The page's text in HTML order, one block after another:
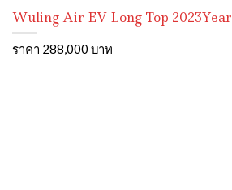
Wuling Air EV Long Top 2023Year
ราคา 288,000 บาท